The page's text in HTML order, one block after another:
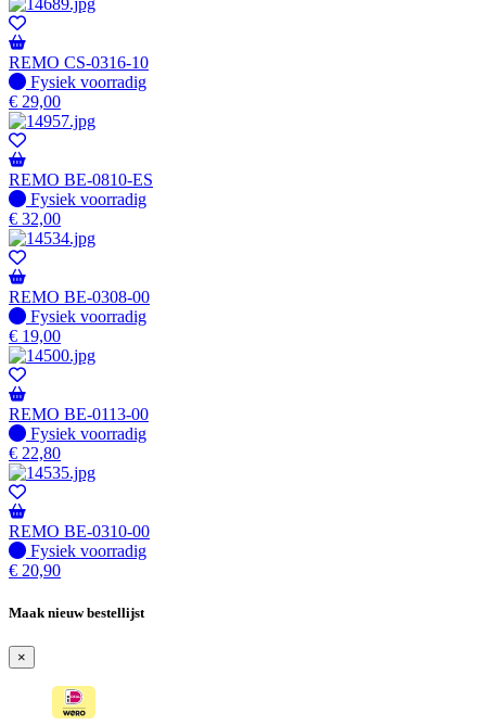
REMO CS-0316-10
Fysiek voorradig
Fysiek voorradig
€ 29,00
REMO BE-0810-ES
Fysiek voorradig
Fysiek voorradig
€ 32,00
REMO BE-0308-00
Fysiek voorradig
Fysiek voorradig
€ 19,00
REMO BE-0113-00
Fysiek voorradig
Fysiek voorradig
€ 22,80
REMO BE-0310-00
Fysiek voorradig
Fysiek voorradig
€ 20,90
Maak nieuw bestellijst
×